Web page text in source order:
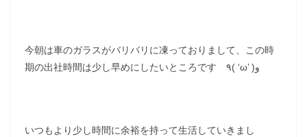
今朝は車のガラスがバリバリに凍っておりまして、この時
期の出社時間は少し早めにしたいところです ٩( ‘ω’ )و
いつもより少し時間に余裕を持って生活していきまし